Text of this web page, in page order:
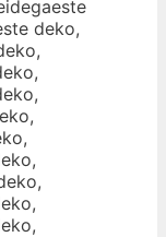
deko,